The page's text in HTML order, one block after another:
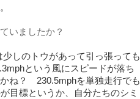
いましたか？
しのトウがあって引っ張っても
という風にスピードが落ち
ね？ 230.5mphを単独走行でも
目標というか、自分たちのシミ